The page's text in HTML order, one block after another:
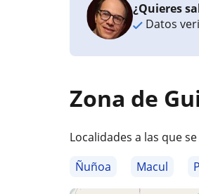
¿Quieres
Datos
Zona de
Localidades a las que
Ñuñoa
Macul